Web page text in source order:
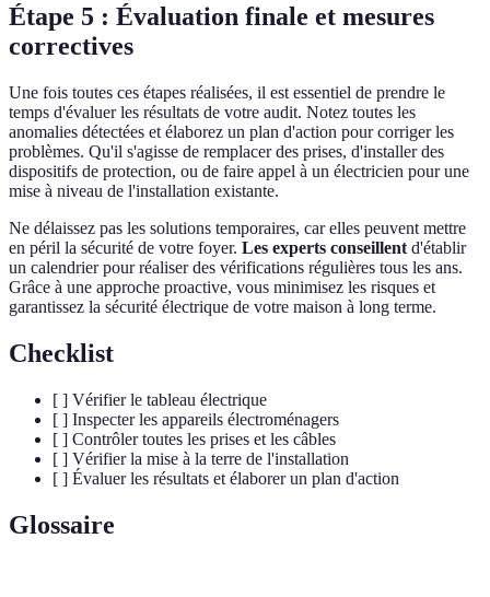
Étape 5 : Évaluation finale et mesures
correctives
Une fois toutes ces étapes réalisées, il est essentiel de prendre le
temps d'évaluer les résultats de votre audit. Notez toutes les
anomalies détectées et élaborez un plan d'action pour corriger les
problèmes. Qu'il s'agisse de remplacer des prises, d'installer des
dispositifs de protection, ou de faire appel à un électricien pour une
mise à niveau de l'installation existante.
Ne délaissez pas les solutions temporaires, car elles peuvent mettre
en péril la sécurité de votre foyer. Les experts conseillent d'établir
un calendrier pour réaliser des vérifications régulières tous les ans.
Grâce à une approche proactive, vous minimisez les risques et
garantissez la sécurité électrique de votre maison à long terme.
Checklist
[ ] Vérifier le tableau électrique
[ ] Inspecter les appareils électroménagers
[ ] Contrôler toutes les prises et les câbles
[ ] Vérifier la mise à la terre de l'installation
[ ] Évaluer les résultats et élaborer un plan d'action
Glossaire